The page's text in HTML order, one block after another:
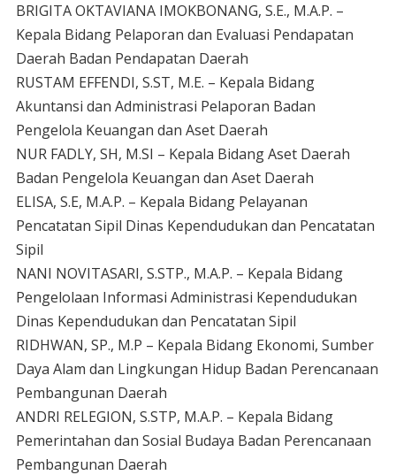
BRIGITA OKTAVIANA IMOKBONANG, S.E., M.A.P. –
Kepala Bidang Pelaporan dan Evaluasi Pendapatan
Daerah Badan Pendapatan Daerah
RUSTAM EFFENDI, S.ST, M.E. – Kepala Bidang
Akuntansi dan Administrasi Pelaporan Badan
Pengelola Keuangan dan Aset Daerah
NUR FADLY, SH, M.SI – Kepala Bidang Aset Daerah
Badan Pengelola Keuangan dan Aset Daerah
ELISA, S.E, M.A.P. – Kepala Bidang Pelayanan
Pencatatan Sipil Dinas Kependudukan dan Pencatatan
Sipil
NANI NOVITASARI, S.STP., M.A.P. – Kepala Bidang
Pengelolaan Informasi Administrasi Kependudukan
Dinas Kependudukan dan Pencatatan Sipil
RIDHWAN, SP., M.P – Kepala Bidang Ekonomi, Sumber
Daya Alam dan Lingkungan Hidup Badan Perencanaan
Pembangunan Daerah
ANDRI RELEGION, S.STP, M.A.P. – Kepala Bidang
Pemerintahan dan Sosial Budaya Badan Perencanaan
Pembangunan Daerah